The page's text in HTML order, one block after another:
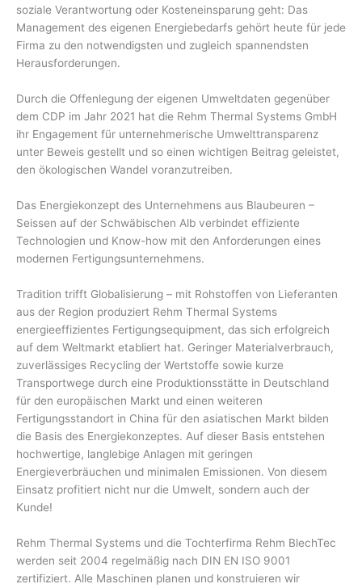
soziale Verantwortung oder Kosteneinsparung geht: Das
Management des eigenen Energiebedarfs gehört heute für jede
Firma zu den notwendigsten und zugleich spannendsten
Herausforderungen.
Durch die Offenlegung der eigenen Umweltdaten gegenüber
dem CDP im Jahr 2021 hat die Rehm Thermal Systems GmbH
ihr Engagement für unternehmerische Umwelttransparenz
unter Beweis gestellt und so einen wichtigen Beitrag geleistet,
den ökologischen Wandel voranzutreiben.
Das Energiekonzept des Unternehmens aus Blaubeuren –
Seissen auf der Schwäbischen Alb verbindet effiziente
Technologien und Know-how mit den Anforderungen eines
modernen Fertigungsunternehmens.
Tradition trifft Globalisierung – mit Rohstoffen von Lieferanten
aus der Region produziert Rehm Thermal Systems
energieeffizientes Fertigungsequipment, das sich erfolgreich
auf dem Weltmarkt etabliert hat. Geringer Materialverbrauch,
zuverlässiges Recycling der Wertstoffe sowie kurze
Transportwege durch eine Produktionsstätte in Deutschland
für den europäischen Markt und einen weiteren
Fertigungsstandort in China für den asiatischen Markt bilden
die Basis des Energiekonzeptes. Auf dieser Basis entstehen
hochwertige, langlebige Anlagen mit geringen
Energieverbräuchen und minimalen Emissionen. Von diesem
Einsatz profitiert nicht nur die Umwelt, sondern auch der
Kunde!
Rehm Thermal Systems und die Tochterfirma Rehm BlechTec
werden seit 2004 regelmäßig nach DIN EN ISO 9001
zertifiziert. Alle Maschinen planen und konstruieren wir